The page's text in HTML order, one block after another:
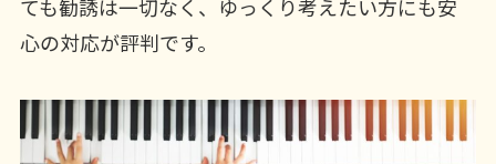
ても勧誘は一切なく、ゆっくり考えたい方にも安
心の対応が評判です。